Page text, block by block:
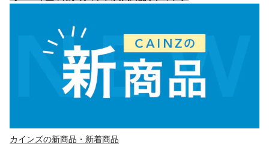
カインズの新商品・新着商品